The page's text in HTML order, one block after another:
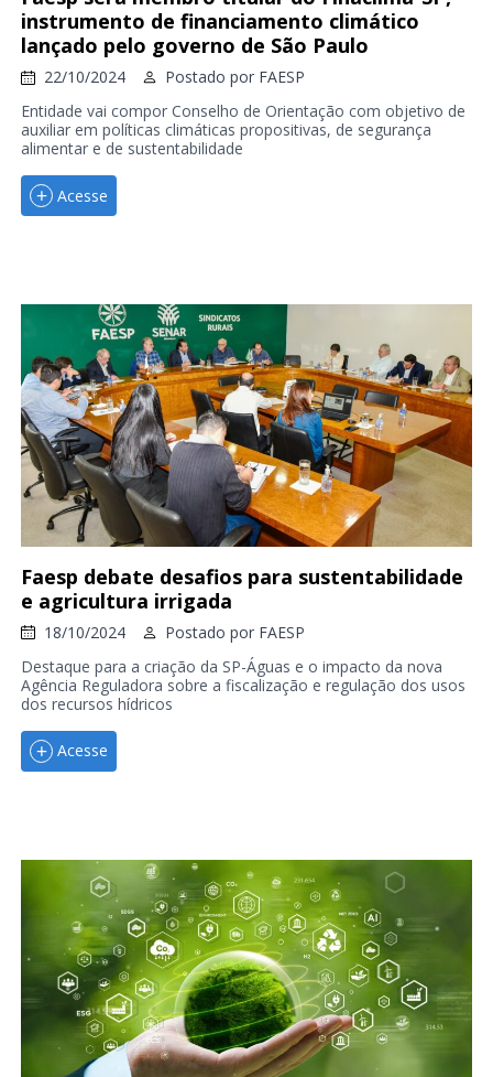
instrumento de financiamento climático
lançado pelo governo de São Paulo
22/10/2024 Postado por FAESP
Entidade vai compor Conselho de Orientação com objetivo de
auxiliar em políticas climáticas propositivas, de segurança
alimentar e de sustentabilidade
Acesse
Faesp debate desafios para sustentabilidade
e agricultura irrigada
18/10/2024 Postado por FAESP
Destaque para a criação da SP-Águas e o impacto da nova
Agência Reguladora sobre a fiscalização e regulação dos usos
dos recursos hídricos
Acesse